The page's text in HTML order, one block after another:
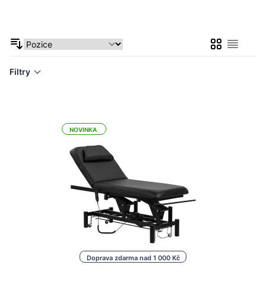
MřížkaSeznam
Filtry
Doprava zdarma nad 1 000 Kč
NOVINKA